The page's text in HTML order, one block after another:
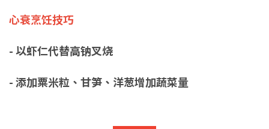
心衰烹饪技巧
- 以虾仁代替高钠叉烧
- 添加粟米粒、甘笋、洋葱增加蔬菜量